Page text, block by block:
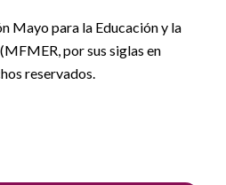
Mayo para la Educación y la
por sus siglas en
reservados.